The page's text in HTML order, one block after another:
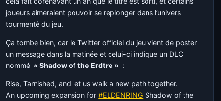
joueurs aimeraient pouvoir se replonger dans l’univers
tourmenté du jeu.
Ça tombe bien, car le Twitter officiel du jeu vient de poster
un message dans la matinée et celui-ci indique un DLC
nommé « Shadow of the Erdtre » :
Rise, Tarnished, and let us walk a new path together.
An upcoming expansion for#ELDENRING Shadow of the